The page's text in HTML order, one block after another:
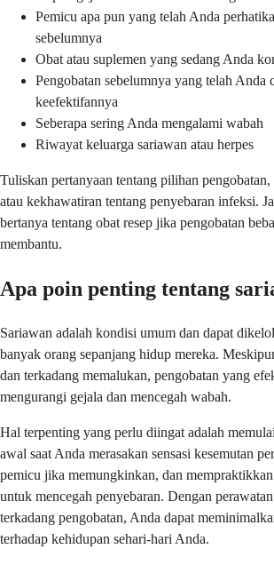
Pemicu apa pun yang telah Anda
sebelumnya
Obat atau suplemen yang sedang Anda
Pengobatan sebelumnya yang telah Anda
keefektifannya
Seberapa sering Anda mengalami wabah
Riwayat keluarga sariawan atau herpes
Tuliskan pertanyaan tentang pilihan pengobatan,
atau kekhawatiran tentang penyebaran infeksi.
bertanya tentang obat resep jika pengobatan
membantu.
Apa poin penting tentang
Sariawan adalah kondisi umum dan dapat
banyak orang sepanjang hidup mereka.
dan terkadang memalukan, pengobatan yang
mengurangi gejala dan mencegah wabah.
Hal terpenting yang perlu diingat adalah
awal saat Anda merasakan sensasi kesemutan
pemicu jika memungkinkan, dan
untuk mencegah penyebaran. Dengan
terkadang pengobatan, Anda dapat
terhadap kehidupan sehari-hari Anda.